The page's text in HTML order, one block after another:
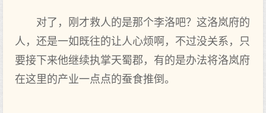
对了，刚才救人的是那个李洛吧？这洛岚府的
人，还是一如既往的让人心烦啊，不过没关系，只
要接下来他继续执掌天蜀郡，有的是办法将洛岚府
在这里的产业一点点的蚕食推倒。